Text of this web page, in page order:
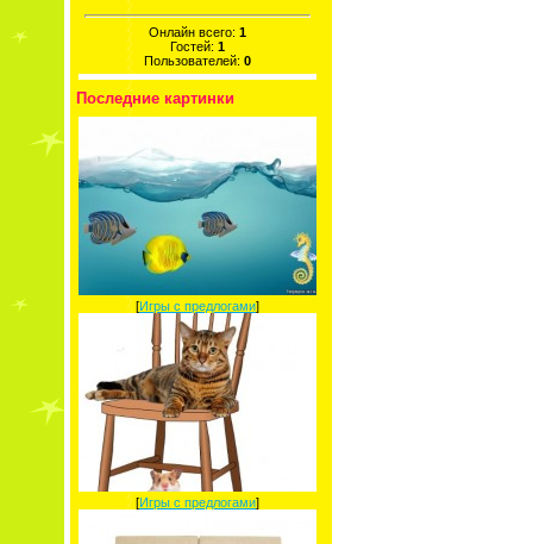
Онлайн всего: 1
Гостей: 1
Пользователей: 0
Последние картинки
[Игры с предлогами]
[Игры с предлогами]